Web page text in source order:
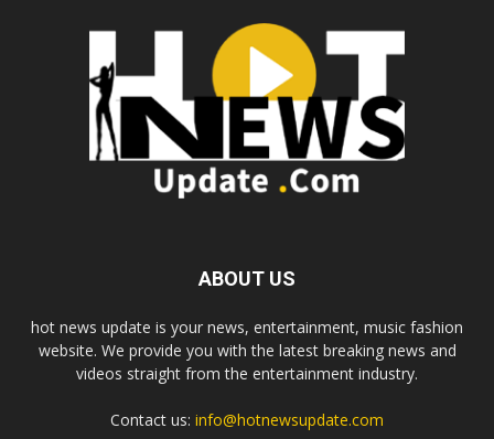
ABOUT US
hot news update is your news, entertainment, music fashion
website. We provide you with the latest breaking news and
videos straight from the entertainment industry.
Contact us: info@hotnewsupdate.com